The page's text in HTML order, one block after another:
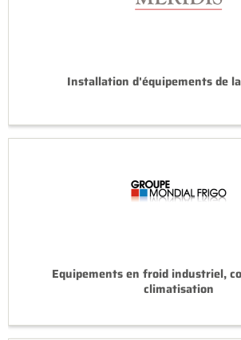
Installation d'équipements de
Equipements en froid industriel,
climatisation